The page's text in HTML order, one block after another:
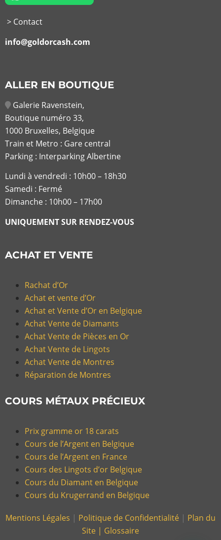
> Contact
info@goldorcash.com
ALLER EN BOUTIQUE
Galerie Ravenstein,
Boutique numéro 33,
1000 Bruxelles, Belgique
Train et Metro : Gare central
Parking : Interparking Albertine
Lundi à vendredi : 10h00 – 18h30
Samedi : Fermé
Dimanche : 10h00 – 17h00
UNIQUEMENT SUR RENDEZ-VOUS
ACHAT ET VENTE
Rachat d’Or
Achat et vente d’Or
Achat et Vente d’Or en Belgique
Achat Vente de Diamants
Achat Vente de Pièces en Or
Achat Vente de Lingots
Achat Vente de Montres
Réparation de Montres
COURS MÉTAUX PRÉCIEUX
Prix gramme or 18 carats
Cours de l’Argent en Belgique
Cours de l’Argent en France
Cours des Lingots d’or Belgique
Cours du Diamant en Belgique
Cours du Krugerrand en Belgique
Mentions Légales | Politique de Confidentialité | Plan du
Site | Glossaire